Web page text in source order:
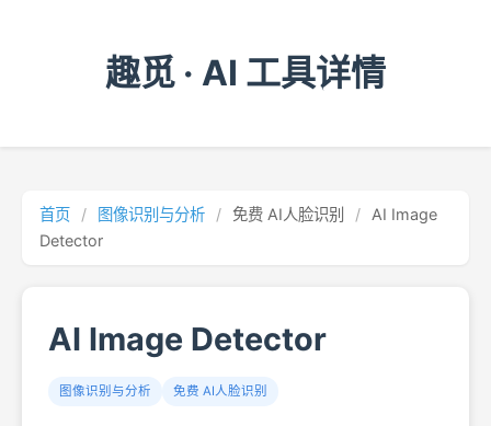
趣觅 · AI 工具详情
首页 / 图像识别与分析 / 免费 AI人脸识别 /
AI Image
Detector
AI Image Detector
图像识别与分析 免费 AI人脸识别